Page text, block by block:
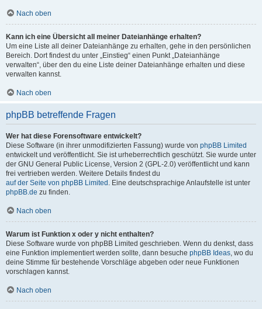
Nach oben
Kann ich eine Übersicht all meiner Dateianhänge erhalten?
Um eine Liste all deiner Dateianhänge zu erhalten, gehe in den persönlichen
Bereich. Dort findest du unter „Einstieg“ einen Punkt „Dateianhänge
verwalten“, über den du eine Liste deiner Dateianhänge erhalten und diese
verwalten kannst.
Nach oben
phpBB betreffende Fragen
Wer hat diese Forensoftware entwickelt?
Diese Software (in ihrer unmodifizierten Fassung) wurde von phpBB Limited
entwickelt und veröffentlicht. Sie ist urheberrechtlich geschützt. Sie wurde unter
der GNU General Public License, Version 2 (GPL-2.0) veröffentlicht und kann
frei vertrieben werden. Weitere Details findest du
auf der Seite von phpBB Limited . Eine deutschsprachige Anlaufstelle ist unter
phpBB.de zu finden.
Nach oben
Warum ist Funktion x oder y nicht enthalten?
Diese Software wurde von phpBB Limited geschrieben. Wenn du denkst, dass
eine Funktion implementiert werden sollte, dann besuche phpBB Ideas, wo du
deine Stimme für bestehende Vorschläge abgeben oder neue Funktionen
vorschlagen kannst.
Nach oben